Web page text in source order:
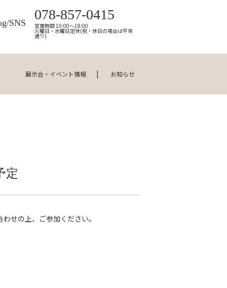
SNS
078-857-0415
営業時間 10:00～18:00
火曜日・水曜日定休(祝・休日の場合は平常
通り)
展示会・イベント情報 お知らせ
定
せの上、ご参加ください。